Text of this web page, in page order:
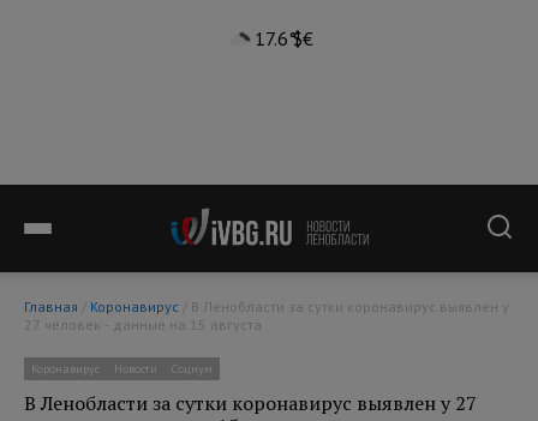
17.6°$€
Главная / Коронавирус
27 человек - данные на 15 августа
Коронавирус Новости Социум
В Ленобласти за сутки коронавирус выявлен у 27